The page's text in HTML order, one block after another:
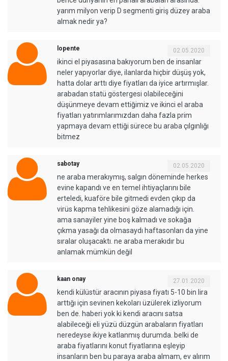
yarım milyon verip D segmenti giriş düzey araba
almak nedir ya?
lopente 02.05.2020
ikinci el piyasasına bakıyorum ben de insanlar
neler yapıyorlar diye, ilanlarda hiçbir düşüş yok,
hatta dolar arttı diye fiyatları da iyice artırmışlar.
arabadan statü göstergesi olabileceğini
düşünmeye devam ettiğimiz ve ikinci el araba
fiyatları yatırımlarımızdan daha fazla prim
yapmaya devam ettiği sürece bu araba çılgınlığı
bitmez
sabotay 02.05.2020
ne araba merakıymış, salgın döneminde herkes
evine kapandı ve en temel ihtiyaçlarını bile
erteledi, kuaföre bile gitmedi evden çıkıp da
virüs kapma tehlikesini göze alamadığı için.
ama sanayiler yine boş kalmadı ve sokağa
çıkma yasağı da olmasaydı haftasonları da yine
sıralar oluşacaktı. ne araba merakıdır bu
anlamak mümkün değil
kaan onay 27.01.2020
kendi külüstür aracının piyasa fiyatı 5-10 bin lira
arttığı için sevinen kekoları üzülerek izliyorum
ben de. haberi yok ki kendi aracını satsa
alabileceği eli yüzü düzgün arabaların fiyatları
neredeyse ikiye katlanmış durumda. belki de
araba fiyatlarını konut fiyatlarına eşleyip
insanların ben bu paraya araba almam, ev alırım